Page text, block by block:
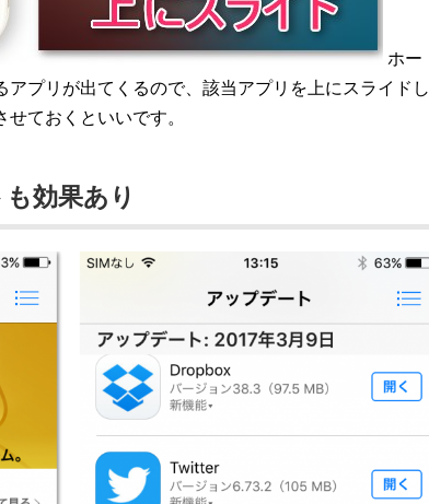
ホー
アプリが出てくるので、該当アプリを上にスライドし
ておくといいです。
効果あり